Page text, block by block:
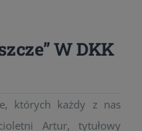
W DKK
których każdy z nas
Artur, tytułowy